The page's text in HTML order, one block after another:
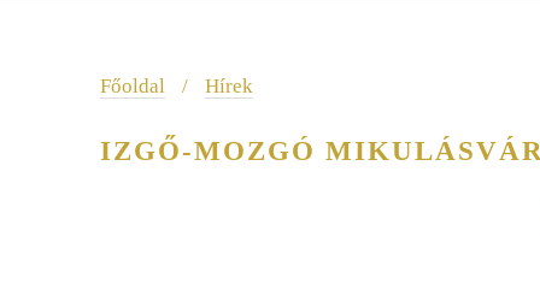
Főoldal / Hírek
IZGŐ-MOZGÓ